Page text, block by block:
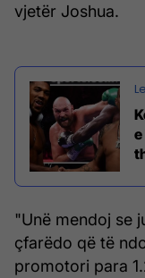
vjetër Joshua.
"Unë mendoj se
çfarëdo që të
promotori para